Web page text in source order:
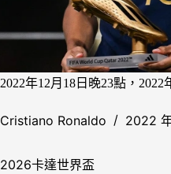
2022年12月18日晚23點，
Cristiano Ronaldo 2022
2026卡達世界盃